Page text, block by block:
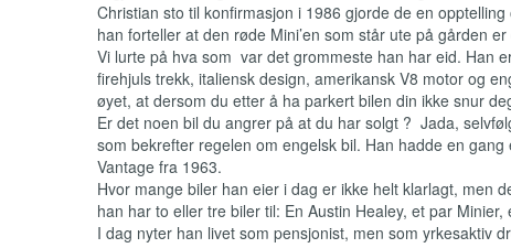
Christian sto til konfirmasjon i 1986 gjorde de en
han forteller at den røde Mini’en som står ute på gården
Vi lurte på hva som var det grommeste han har eid. Han
firehjuls trekk, italiensk design, amerikansk V8 motor og
øyet, at dersom du etter å ha parkert bilen din ikke snur
Er det noen bil du angrer på at du har solgt ? Jada,
som bekrefter regelen om engelsk bil. Han hadde en
Vantage fra 1963.
Hvor mange biler han eier i dag er ikke helt klarlagt, men
han har to eller tre biler til: En Austin Healey, et par
I dag nyter han livet som pensjonist, men som yrkesaktiv